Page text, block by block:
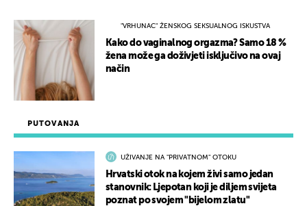
PUTOVANJA
UŽIVANJE NA "PRIVATNOM" OTOKU
Hrvatski otok na kojem živi samo jedan
stanovnik: Ljepotan koji je diljem svijeta
poznat po svojem "bijelom zlatu"
"VRHUNAC" ŽENSKOG SEKSUALNOG ISKUSTVA
Kako do vaginalnog orgazma? Samo 18 %
žena može ga doživjeti isključivo na ovaj
način